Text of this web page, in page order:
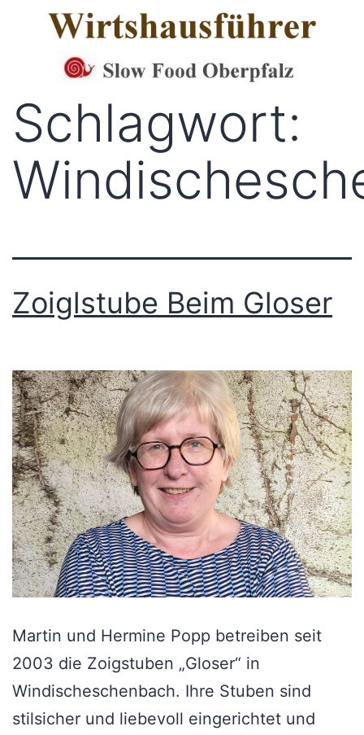
springen
Schlagwort:
Zoiglstube Beim Gloser
Martin und Hermine Popp betreiben seit
2003 die Zoigstuben „Gloser“ in
Windischeschenbach. Ihre Stuben sind
stilsicher und liebevoll eingerichtet und